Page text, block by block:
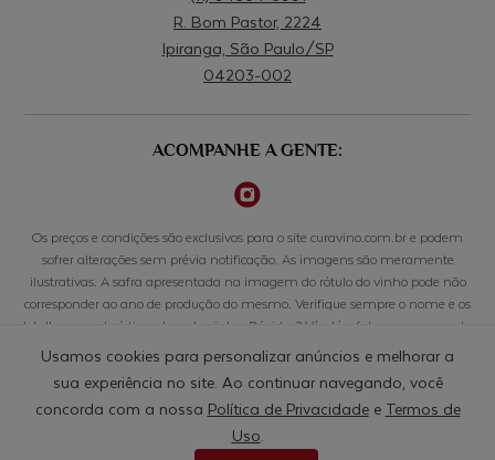
Usamos cookies para personalizar anúncios e melhorar a
sua experiência no site. Ao continuar navegando, você
concorda com a nossa Política de Privacidadee Termos de
Uso.
R. Bom Pastor, 2224
Ipiranga, São Paulo/SP
04203-002
ACOMPANHE A GENTE:
Os preços e condições são exclusivos para o site curavino.com.br e podem
sofrer alterações sem prévia notificação. As imagens são meramente
ilustrativas. A safra apresentada na imagem do rótulo do vinho pode não
corresponder ao ano de produção do mesmo. Verifique sempre o nome e os
detalhes características de cada vinho. Dúvidas? Vá até o fale conosco para ter
acesso aos canais de comunicação. Beba com responsabilidade. Se beber não
dirija. A venda de bebidas alcoólicas é proibida para menores de 18 anos.
© CURAVINO COMERCIO DE BEBIDAS LTDA - 50.033.803/0001-10 - RUA BOM PASTOR, 2224, CONJ